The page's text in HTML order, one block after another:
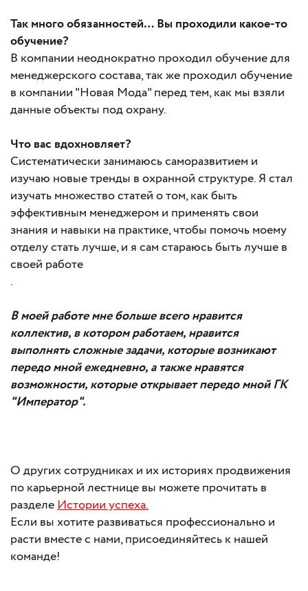
Так много обязанностей… Вы проходили какое-то
обучение?
В компании неоднократно проходил обучение для
менеджерского состава, так же проходил обучение
в компании "Новая Мода" перед тем, как мы взяли
данные объекты под охрану.
Что вас вдохновляет?
Систематически занимаюсь саморазвитием и
изучаю новые тренды в охранной структуре. Я стал
изучать множество статей о том, как быть
эффективным менеджером и применять свои
знания и навыки на практике, чтобы помочь моему
отделу стать лучше, и я сам стараюсь быть лучше в
своей работе
.
В моей работе мне больше всего нравится
коллектив, в котором работаем, нравится
выполнять сложные задачи, которые возникают
передо мной ежедневно, а также нравятся
возможности, которые открывает передо мной ГК
"Император".
О других сотрудниках и их историях продвижения
по карьерной лестнице вы можете прочитать в
разделеИстории успеха.
Если вы хотите развиваться профессионально и
расти вместе с нами, присоединяйтесь к нашей
команде!